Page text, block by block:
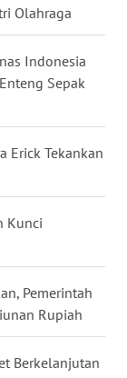
Olahraga
Indonesia
Sepak
Erick Tekankan
Kunci
Pemerintah
Rupiah
Berkelanjutan